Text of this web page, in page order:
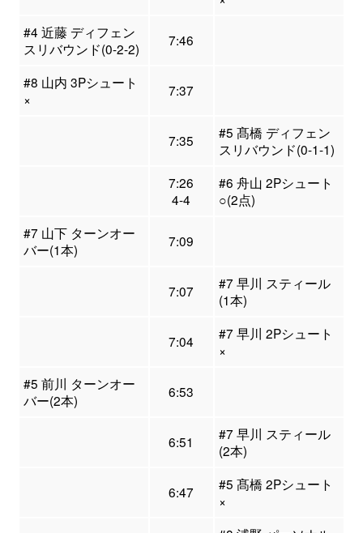
#4 近藤 ディフェン
スリバウンド(0-2-2)
7:46
#8 山内 3Pシュート
×
7:37
7:35
#5 髙橋 ディフェン
スリバウンド(0-1-1)
7:26
4-4
#6 舟山 2Pシュート
○(2点)
#7 山下 ターンオー
バー(1本)
7:09
7:07
#7 早川 スティール
(1本)
7:04
#7 早川 2Pシュート
×
#5 前川 ターンオー
バー(2本)
6:53
6:51
#7 早川 スティール
(2本)
6:47
#5 髙橋 2Pシュート
×